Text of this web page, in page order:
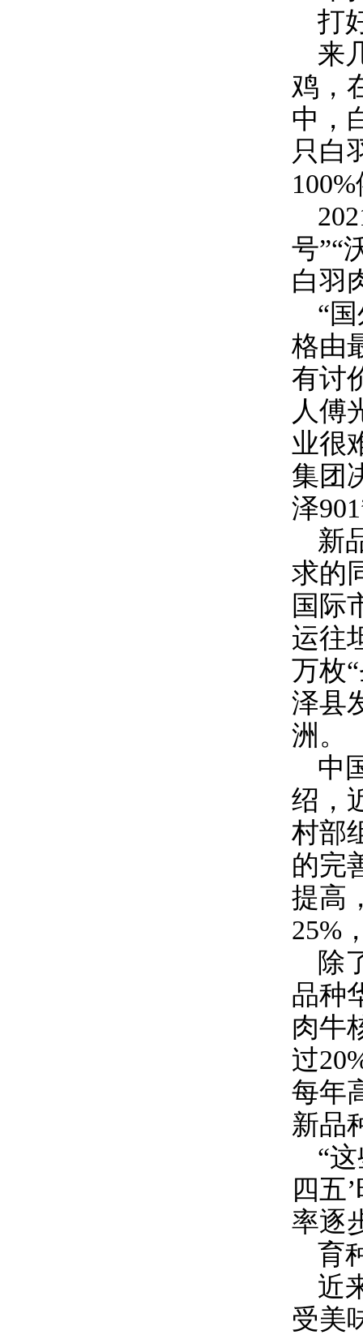
打
来
鸡，
中，
只白
100%
号”“
白羽
“
格由
有讨
人傅
业很
集团
泽901
新
求的
国际
运往
万枚
泽县
洲。
中
绍，
村部
的完
提高
25%
除
品种
肉牛
过
每年
新品
“
四五
率逐
育
近
受美